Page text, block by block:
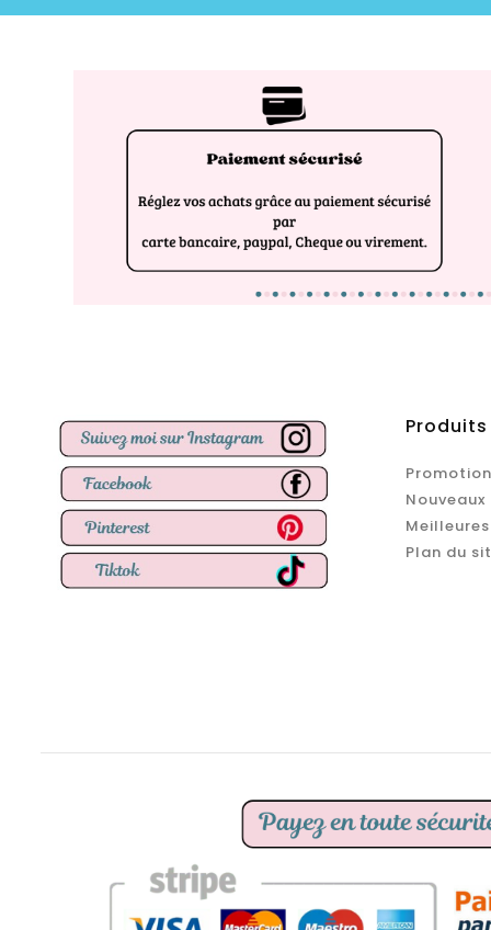
Produits
Plan du